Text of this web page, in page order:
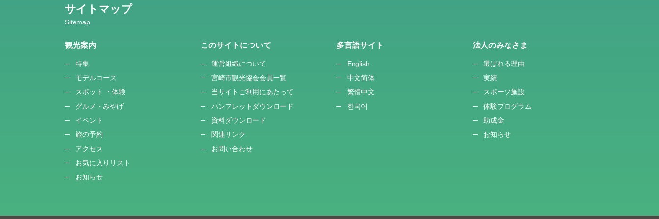
サイトマップ
観光案内
特集
モデルコース
スポット ・体験
グルメ・みやげ
イベント
旅の予約
アクセス
お気に入りリスト
お知らせ
このサイトについて
運営組織について
宮崎市観光協会会員一覧
当サイトご利用にあたって
パンフレットダウンロード
資料ダウンロード
関連リンク
お問い合わせ
多言語サイト
English
中文简体
繁體中文
한국어
法人のみなさま
選ばれる理由
実績
スポーツ施設
体験プログラム
助成金
お知らせ